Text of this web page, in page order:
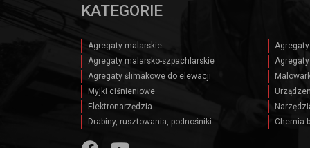
KATEGORIE
Agregaty malarskie
Agregaty malarsko-szpachlarskie
Agregaty ślimakowe do elewacji
Myjki ciśnieniowe
Elektronarzędzia
Drabiny, rusztowania, podnośniki
Chemia